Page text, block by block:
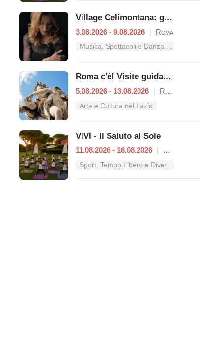
Village Celimontana: gli appuntamenti dal 3 al 9 agosto
3.08.2026 - 9.08.2026 | Roma
Roma c'è! Visite guidate (anche per bambini) dal 5 al 13 agosto 2026
5.08.2026 - 13.08.2026 | Roma
Arte e Cultura nel Lazio
VIVI - Il Saluto al Sole
11.08.2026 - 16.08.2026 |